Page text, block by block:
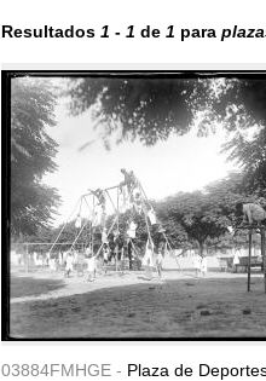
Resultados 1 - 1 de 1 para
03884FMHGE - Plaza de